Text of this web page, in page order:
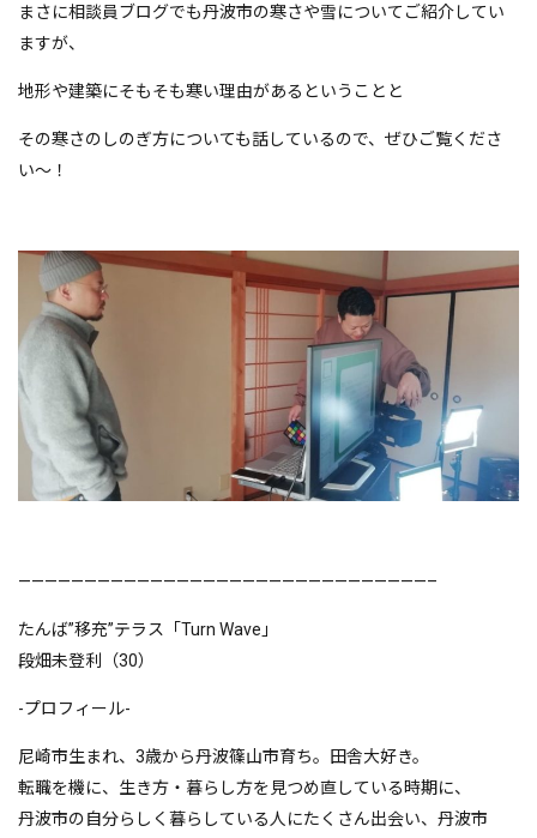
まさに相談員ブログでも丹波市の寒さや雪についてご紹介してい
ますが、
地形や建築にそもそも寒い理由があるということと
その寒さのしのぎ方についても話しているので、ぜひご覧くださ
い〜！
———————————————————————————————–
たんば”移充”テラス「Turn Wave」
段畑未登利（30）
-プロフィール-
尼崎市生まれ、3歳から丹波篠山市育ち。田舎大好き。
転職を機に、生き方・暮らし方を見つめ直している時期に、
丹波市の自分らしく暮らしている人にたくさん出会い、丹波市